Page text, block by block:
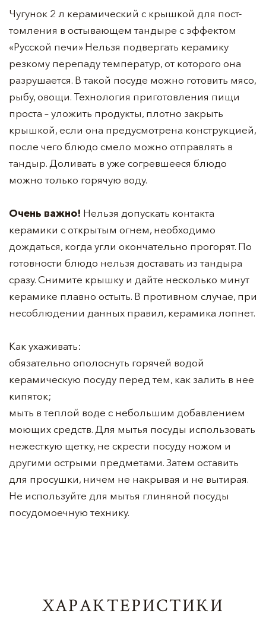
Чугунок 2 л керамический с крышкой для пост-
томления в остывающем тандыре с эффектом
«Русской печи» Нельзя подвергать керамику
резкому перепаду температур, от которого она
разрушается. В такой посуде можно готовить мясо,
рыбу, овощи. Технология приготовления пищи
проста – уложить продукты, плотно закрыть
крышкой, если она предусмотрена конструкцией,
после чего блюдо смело можно отправлять в
тандыр. Доливать в уже согревшееся блюдо
можно только горячую воду.
Очень важно! Нельзя допускать контакта
керамики с открытым огнем, необходимо
дождаться, когда угли окончательно прогорят. По
готовности блюдо нельзя доставать из тандыра
сразу. Снимите крышку и дайте несколько минут
керамике плавно остыть. В противном случае, при
несоблюдении данных правил, керамика лопнет.
Как ухаживать:
обязательно ополоснуть горячей водой
керамическую посуду перед тем, как залить в нее
кипяток;
мыть в теплой воде с небольшим добавлением
моющих средств. Для мытья посуды использовать
нежесткую щетку, не скрести посуду ножом и
другими острыми предметами. Затем оставить
для просушки, ничем не накрывая и не вытирая.
Не используйте для мытья глиняной посуды
посудомоечную технику.
ХАРАКТЕРИСТИКИ